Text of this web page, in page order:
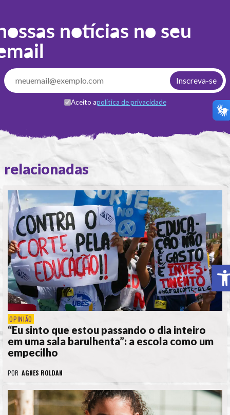
notícias no seu
Aceito apolítica de privacidade
relacionadas
OPINIÃO
“Eu sinto que estou passando o dia inteiro
em uma sala barulhenta”: a escola como um
empecilho
POR AGNES ROLDAN